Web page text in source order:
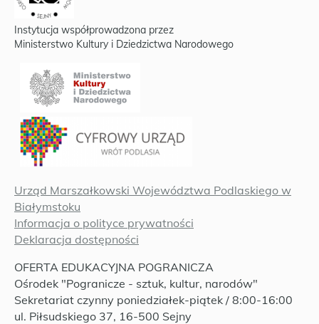
Instytucja współprowadzona przez
Ministerstwo Kultury i Dziedzictwa Narodowego
Urząd Marszałkowski Województwa Podlaskiego w
Białymstoku
Informacja o polityce prywatności
Deklaracja dostępności
OFERTA EDUKACYJNA POGRANICZA
Ośrodek "Pogranicze - sztuk, kultur, narodów"
Sekretariat czynny poniedziałek-piątek / 8:00-16:00
ul. Piłsudskiego 37, 16-500 Sejny